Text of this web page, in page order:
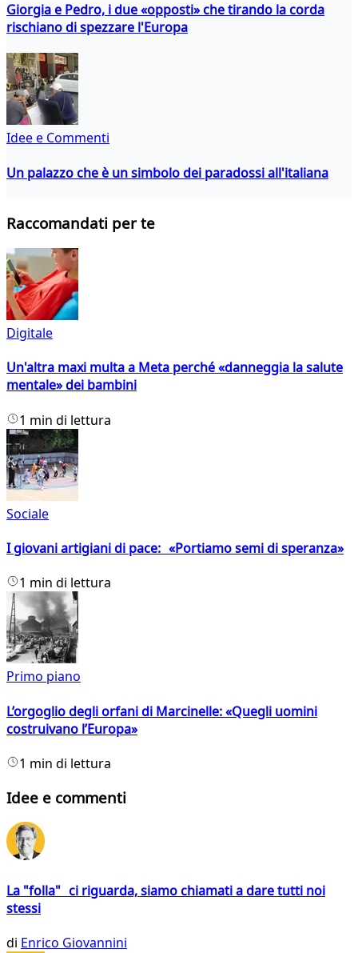
Giorgia e Pedro, i due «opposti» che tirando la corda
rischiano di spezzare l'Europa
Idee e Commenti
Un palazzo che è un simbolo dei paradossi all'italiana
Raccomandati per te
Digitale
Un'altra maxi multa a Meta perché «danneggia la salute
mentale» dei bambini
1 min di lettura
Sociale
I giovani artigiani di pace: «Portiamo semi di speranza»
1 min di lettura
Primo piano
L’orgoglio degli orfani di Marcinelle: «Quegli uomini
costruivano l’Europa»
1 min di lettura
Idee e commenti
La "folla" ci riguarda, siamo chiamati a dare tutti noi
stessi
di Enrico Giovannini